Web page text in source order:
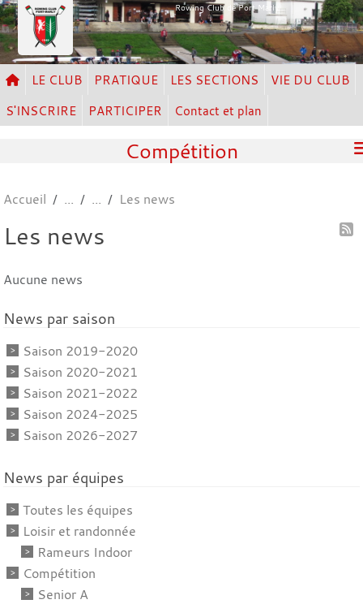
Rowing Club de Port Marly
LE CLUB PRATIQUE LES SECTIONS
VIE DU CLUB
S'INSCRIRE
PARTICIPER Contact et plan
Compétition
Accueil Les news
Les news
Aucune news
News par saison
Saison 2019-2020
Saison 2020-2021
Saison 2021-2022
Saison 2024-2025
Saison 2026-2027
News par équipes
Toutes les équipes
Loisir et randonnée
Rameurs Indoor
Compétition
Senior A
Panneau de gestion des cookies